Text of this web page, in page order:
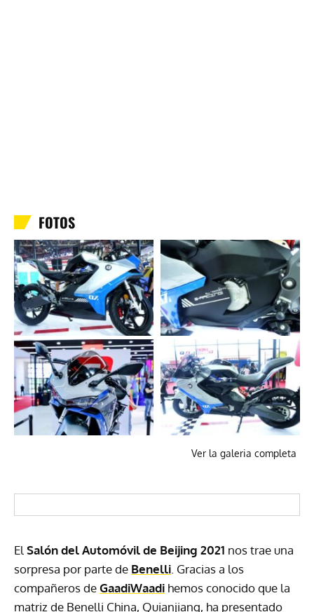
FOTOS
Ver la galeria completa
El Salón del Automóvil de Beijing 2021 nos trae una
sorpresa por parte de Benelli . Gracias a los
compañeros deGaadiWaadi hemos conocido que la
matriz de Benelli China, Quianjiang, ha presentado